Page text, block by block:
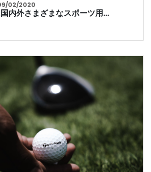
02/2020
内外さまざまなスポーツ用...